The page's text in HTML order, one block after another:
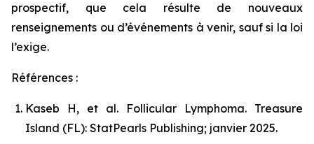
prospectif, que cela résulte de nouveaux
renseignements ou d’événements à venir, sauf si la loi
l’exige.
Références :
Kaseb H, et al. Follicular Lymphoma. Treasure
Island (FL): StatPearls Publishing; janvier 2025.